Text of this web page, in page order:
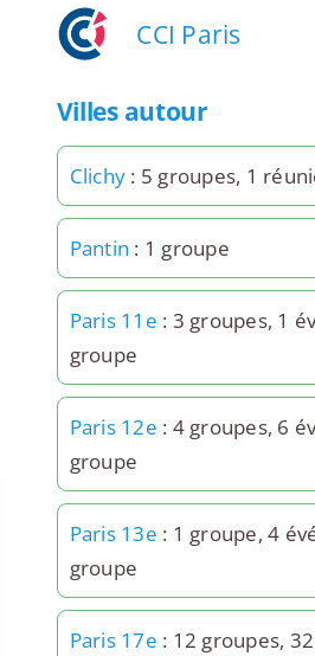
CCI Paris
Villes autour
Clichy : 5 groupes, 1
Pantin : 1 groupe
Paris 11e : 3 groupes, 1
groupe
Paris 12e : 4 groupes, 6
groupe
Paris 13e : 1 groupe, 4
groupe
Paris 17e : 12 groupes,